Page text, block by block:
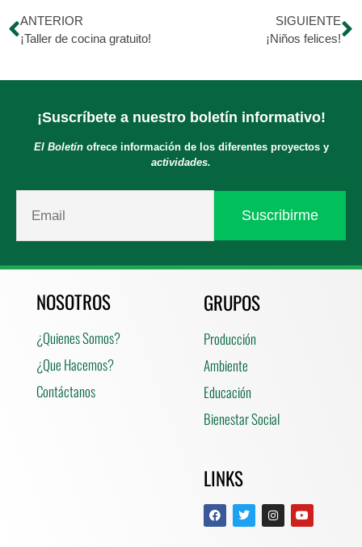
ANTERIOR
¡Taller de cocina gratuito!
SIGUIENTE
¡Niños felices!
¡Suscríbete a nuestro boletín informativo!
El Boletínofrece información de los diferentes proyectos y
actividades.
NOSOTROS
¿Quienes Somos?
¿Que Hacemos?
Contáctanos
GRUPOS
Producción
Ambiente
Educación
Bienestar Social
LINKS